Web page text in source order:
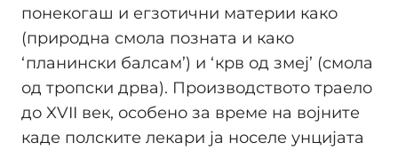
понекогаш и егзотични материи како
(природна смола позната и како
‘планински балсам’) и ‘крв од змеј’ (смола
од тропски дрва). Производството траело
до XVII век, особено за време на војните
каде полските лекари ја носеле унцијата